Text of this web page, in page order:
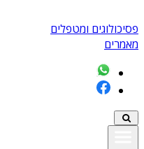
פסיכולוגים ומטפלים
מאמרים